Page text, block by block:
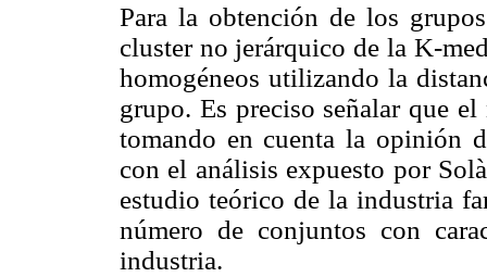
Para la obtención de los
cluster no jerárquico de la K-
homogéneos utilizando la
grupo. Es preciso señalar que
tomando en cuenta la opinión
con el análisis expuesto por
estudio teórico de la industria
número de conjuntos con
industria.